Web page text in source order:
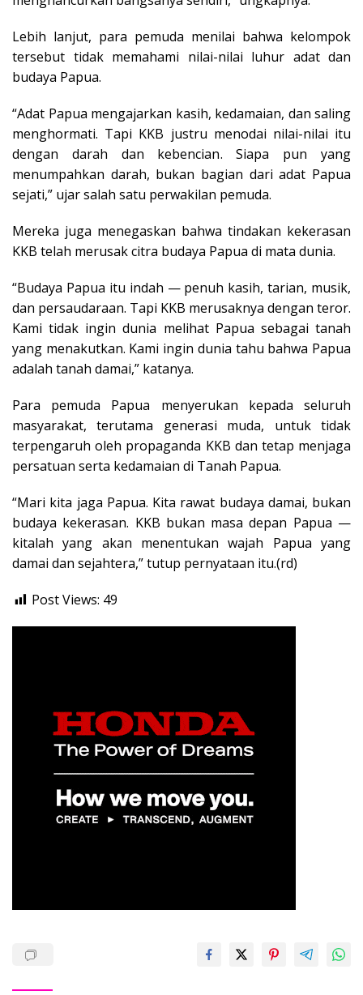
Lebih lanjut, para pemuda menilai bahwa kelompok
tersebut tidak memahami nilai-nilai luhur adat dan
budaya Papua.
“Adat Papua mengajarkan kasih, kedamaian, dan saling
menghormati. Tapi KKB justru menodai nilai-nilai itu
dengan darah dan kebencian. Siapa pun yang
menumpahkan darah, bukan bagian dari adat Papua
sejati,” ujar salah satu perwakilan pemuda.
Mereka juga menegaskan bahwa tindakan kekerasan
KKB telah merusak citra budaya Papua di mata dunia.
“Budaya Papua itu indah — penuh kasih, tarian, musik,
dan persaudaraan. Tapi KKB merusaknya dengan teror.
Kami tidak ingin dunia melihat Papua sebagai tanah
yang menakutkan. Kami ingin dunia tahu bahwa Papua
adalah tanah damai,” katanya.
Para pemuda Papua menyerukan kepada seluruh
masyarakat, terutama generasi muda, untuk tidak
terpengaruh oleh propaganda KKB dan tetap menjaga
persatuan serta kedamaian di Tanah Papua.
“Mari kita jaga Papua. Kita rawat budaya damai, bukan
budaya kekerasan. KKB bukan masa depan Papua —
kitalah yang akan menentukan wajah Papua yang
damai dan sejahtera,” tutup pernyataan itu.(rd)
Post Views: 49